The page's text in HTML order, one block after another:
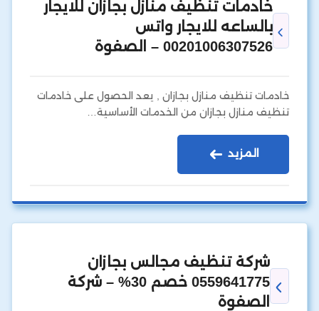
خادمات تنظيف منازل بجازان للايجار
بالساعه للايجار واتس
00201006307526 – الصفوة
خادمات تنظيف منازل بجازان , يعد الحصول على خادمات
تنظيف منازل بجازان من الخدمات الأساسية…
المزيد
شركة تنظيف مجالس بجازان
0559641775 خصم 30% – شركة
الصفوة